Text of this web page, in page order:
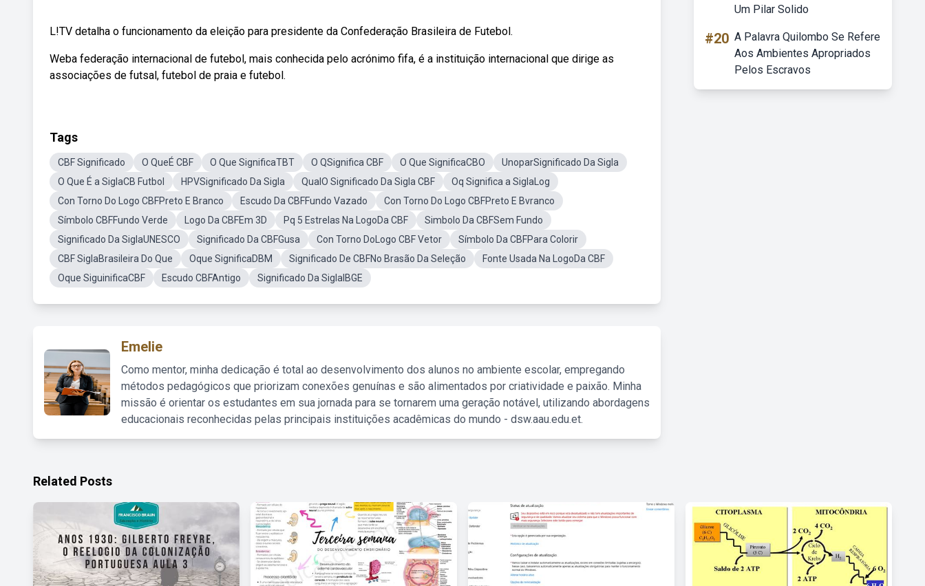
L!TV detalha o funcionamento da eleição para presidente da Confederação Brasileira de Futebol.
Weba federação internacional de futebol, mais conhecida pelo acrónimo fifa, é a instituição internacional que dirige as
associações de futsal, futebol de praia e futebol.
Tags
CBF Significado O QueÉ CBF O Que SignificaTBT O QSignifica CBF O Que SignificaCBO
UnoparSignificado Da Sigla
O Que É a SiglaCB Futbol
HPVSignificado Da Sigla QualO Significado Da Sigla CBF
Oq Significa a SiglaLog
Con Torno Do Logo CBFPreto E Branco
Escudo Da CBFFundo Vazado
Con Torno Do Logo CBFPreto E Bvranco
Símbolo CBFFundo Verde
Logo Da CBFEm 3D Pq 5 Estrelas Na LogoDa CBF
Simbolo Da CBFSem Fundo
Significado Da SiglaUNESCO
Significado Da CBFGusa Con Torno DoLogo CBF Vetor
Símbolo Da CBFPara Colorir
CBF SiglaBrasileira Do Que
Oque SignificaDBM Significado De CBFNo Brasão Da Seleção
Fonte Usada Na LogoDa CBF
Oque SiguinificaCBF
Escudo CBFAntigo Significado Da SiglaIBGE
Emelie
Como mentor, minha dedicação é total ao desenvolvimento dos alunos no ambiente escolar, empregando
métodos pedagógicos que priorizam conexões genuínas e são alimentados por criatividade e paixão. Minha
missão é orientar os estudantes em sua jornada para se tornarem uma geração notável, utilizando abordagens
educacionais reconhecidas pelas principais instituições acadêmicas do mundo - dsw.aau.edu.et.
Um Pilar Solido
#20 A Palavra Quilombo Se Refere
Aos Ambientes Apropriados
Pelos Escravos
Related Posts